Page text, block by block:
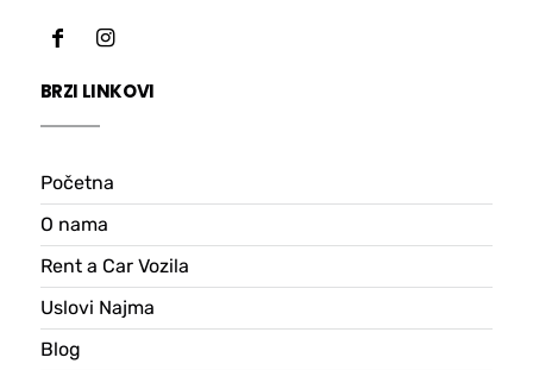
BRZI LINKOVI
Početna
O nama
Rent a Car Vozila
Uslovi Najma
Blog